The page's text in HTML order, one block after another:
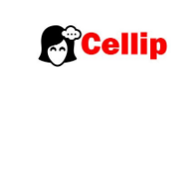
turinio